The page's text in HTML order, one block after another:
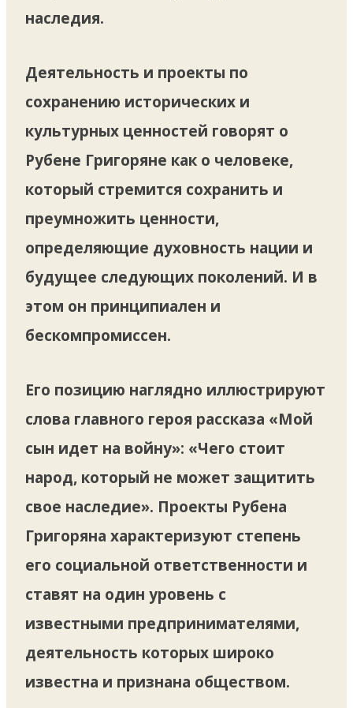
наследия.
Деятельность и проекты по
сохранению исторических и
культурных ценностей говорят о
Рубене Григоряне как о человеке,
который стремится сохранить и
преумножить ценности,
определяющие духовность нации и
будущее следующих поколений. И в
этом он принципиален и
бескомпромиссен.
Его позицию наглядно иллюстрируют
слова главного героя рассказа «Мой
сын идет на войну»: «Чего стоит
народ, который не может защитить
свое наследие». Проекты Рубена
Григоряна характеризуют степень
его социальной ответственности и
ставят на один уровень с
известными предпринимателями,
деятельность которых широко
известна и признана обществом.